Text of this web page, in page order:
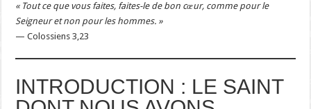
« Tout ce que vous faites, faites-le de bon cœur, comme pour le
Seigneur et non pour les hommes. »
— Colossiens 3,23
INTRODUCTION : LE SAINT